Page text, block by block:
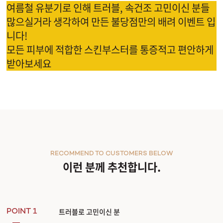
시술내용
여름철 유분기로 인해 트러블, 속건조 고민이신 분들
많으실거라 생각하여 만든 불당점만의 배려 이벤트 입
니다!
모든 피부에 적합한 스킨부스터를 통증적고 편안하게
받아보세요
이런 분께 추천합니다.
RECOMMEND TO CUSTOMERS BELOW
POINT 1 트러블로 고민이신 분